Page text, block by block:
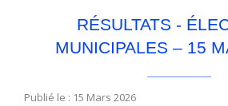
RÉSULTATS -
MUNICIPALES – 15
Publié le : 15 Mars 2026